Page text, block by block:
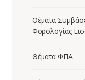
Θέματα
Φορολογίας
Θέματα ΦΠΑ